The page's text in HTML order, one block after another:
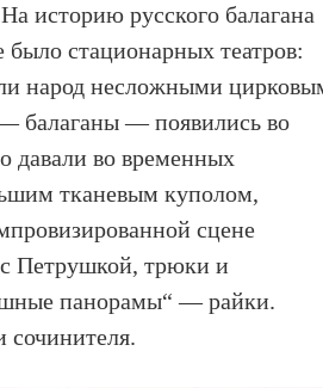
историю русского балагана
было стационарных театров:
народ несложными
балаганы — появились во
давали во временных
тканевым куполом,
сцене
Петрушкой, трюки и
панорамы“ — райки.
сочинителя.